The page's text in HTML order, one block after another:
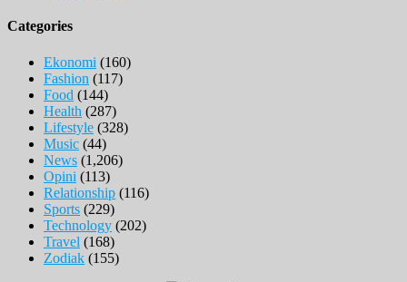
Categories
Ekonomi (160)
Fashion (117)
Food (144)
Health (287)
Lifestyle (328)
Music (44)
News (1,206)
Opini (113)
Relationship (116)
Sports (229)
Technology (202)
Travel (168)
Zodiak (155)